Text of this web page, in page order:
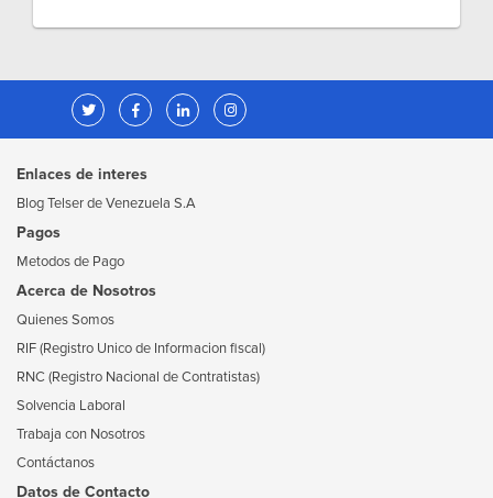
Enlaces de interes
Blog Telser de Venezuela S.A
Pagos
Metodos de Pago
Acerca de Nosotros
Quienes Somos
RIF (Registro Unico de Informacion fiscal)
RNC (Registro Nacional de Contratistas)
Solvencia Laboral
Trabaja con Nosotros
Contáctanos
Datos de Contacto